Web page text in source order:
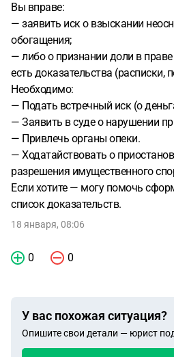
Вы вправе:
— заявить иск о взыскании
обогащения;
— либо о признании доли в праве
есть доказательства (расписки,
Необходимо:
— Подать встречный иск (о
— Заявить в суде о нарушении
— Привлечь органы опеки.
— Ходатайствовать о
разрешения имущественного
Если хотите — могу помочь
список доказательств.
18 января, 08:06
0 0
У вас похожая ситуация?
Опишите свои детали — юрист